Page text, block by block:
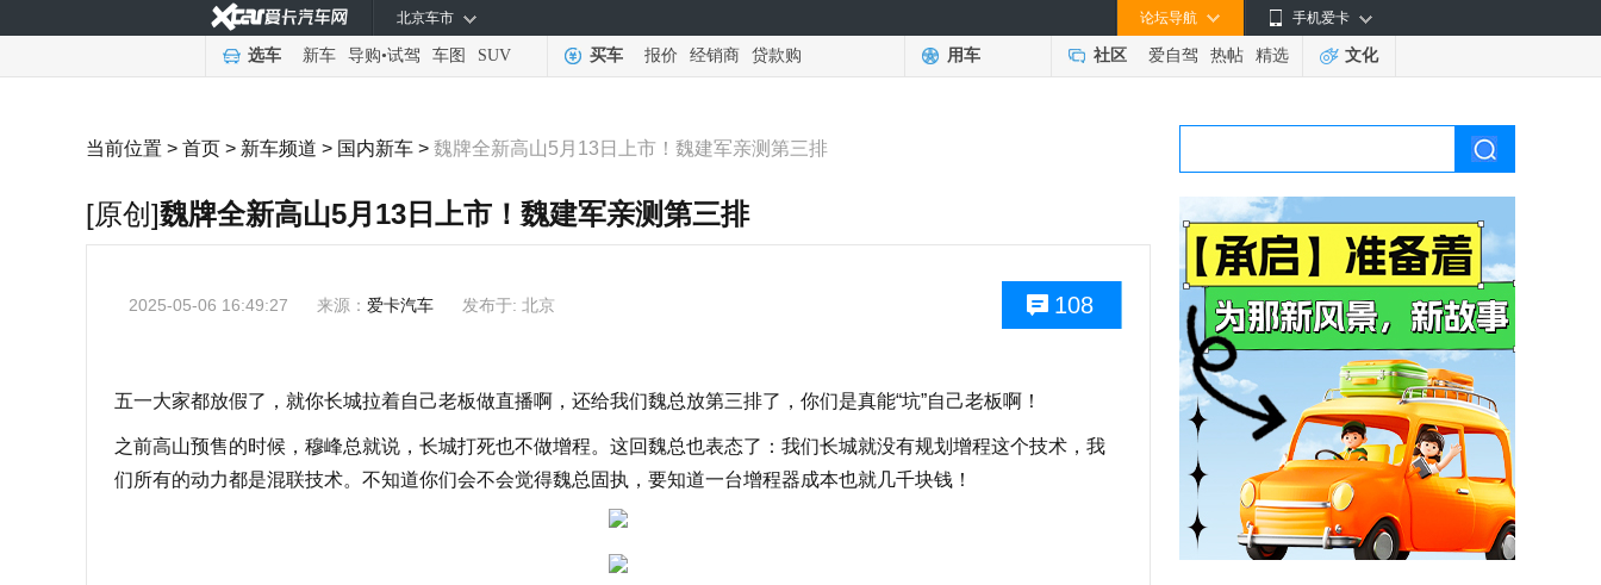
手机爱卡
论坛导航
北京车市
选车 新车 导购•试驾 车图 SUV 买车 报价 经销商 贷款购 用车 社区 爱自驾 热帖 精选 文化
当前位置 > 首页 > 新车频道 > 国内新车 > 魏牌全新高山5月13日上市！魏建军亲测第三排
[原创]魏牌全新高山5月13日上市！魏建军亲测第三排
108
2025-05-06 16:49:27 来源： 爱卡汽车 发布于: 北京
五一大家都放假了，就你长城拉着自己老板做直播啊，还给我们魏总放第三排了，你们是真能“坑”自己老板啊！
之前高山预售的时候，穆峰总就说，长城打死也不做增程。这回魏总也表态了：我们长城就没有规划增程这个技术，我
们所有的动力都是混联技术。不知道你们会不会觉得魏总固执，要知道一台增程器成本也就几千块钱！